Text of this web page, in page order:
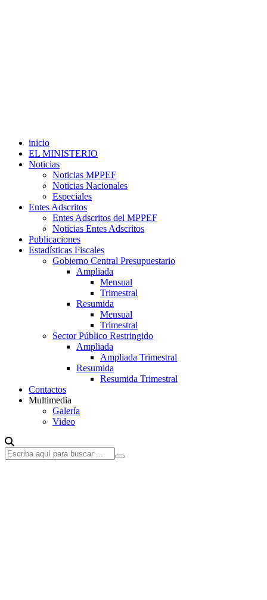
inicio
EL MINISTERIO
Noticias
Noticias MPPEF
Noticias Nacionales
Especiales
Entes Adscritos
Entes Adscritos del MPPEF
Noticias Entes Adscritos
Publicaciones
Estadísticas Fiscales
Gobierno Central Presupuestario
Ampliada
Mensual
Trimestral
Resumida
Mensual
Trimestral
Sector Público Restringido
Ampliada
Ampliada Trimestral
Resumida
Resumida Trimestral
Contactos
Multimedia
Galería
Video